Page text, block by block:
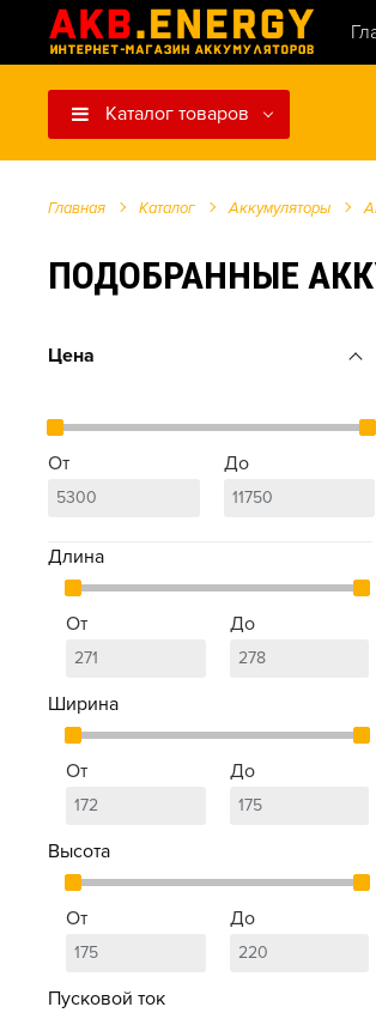
Каталог товаров
Главная Каталог Аккумуляторы
ПОДОБРАННЫЕ
Цена
От До
Длина
От До
Ширина
От До
Высота
От До
Пусковой ток